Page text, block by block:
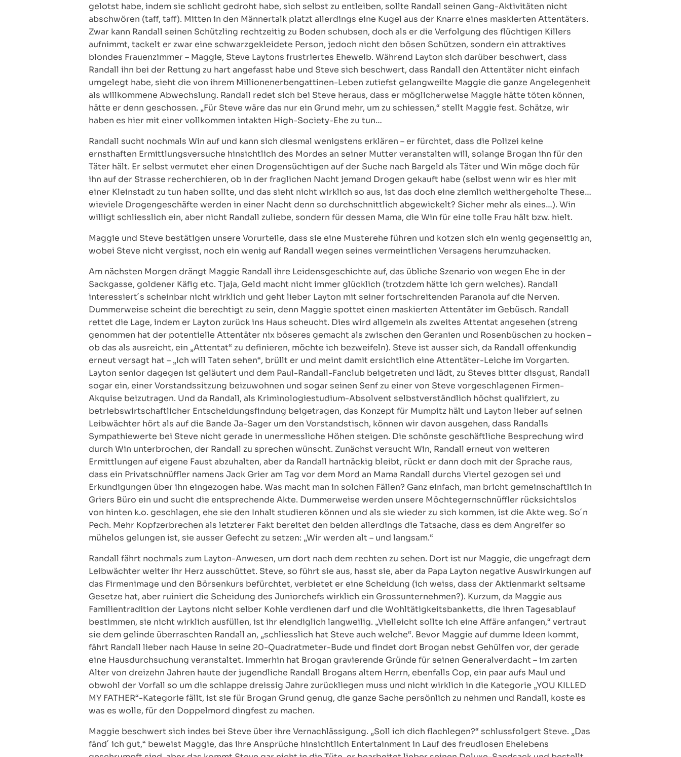
gelotst habe, indem sie schlicht gedroht habe, sich selbst zu entleiben, sollte Randall seinen Gang-Aktivitäten nicht
abschwören (taff, taff). Mitten in den Männertalk platzt allerdings eine Kugel aus der Knarre eines maskierten Attentäters.
Zwar kann Randall seinen Schützling rechtzeitig zu Boden schubsen, doch als er die Verfolgung des flüchtigen Killers
aufnimmt, tackelt er zwar eine schwarzgekleidete Person, jedoch nicht den bösen Schützen, sondern ein attraktives
blondes Frauenzimmer – Maggie, Steve Laytons frustriertes Eheweib. Während Layton sich darüber beschwert, dass
Randall ihn bei der Rettung zu hart angefasst habe und Steve sich beschwert, dass Randall den Attentäter nicht einfach
umgelegt habe, sieht die von ihrem Millionenerbengattinen-Leben zutiefst gelangweilte Maggie die ganze Angelegenheit
als willkommene Abwechslung. Randall redet sich bei Steve heraus, dass er möglicherweise Maggie hätte töten können,
hätte er denn geschossen. „Für Steve wäre das nur ein Grund mehr, um zu schiessen,“ stellt Maggie fest. Schätze, wir
haben es hier mit einer vollkommen intakten High-Society-Ehe zu tun…
Randall sucht nochmals Win auf und kann sich diesmal wenigstens erklären – er fürchtet, dass die Polizei keine
ernsthaften Ermittlungsversuche hinsichtlich des Mordes an seiner Mutter veranstalten will, solange Brogan ihn für den
Täter hält. Er selbst vermutet eher einen Drogensüchtigen auf der Suche nach Bargeld als Täter und Win möge doch für
ihn auf der Strasse recherchieren, ob in der fraglichen Nacht jemand Drogen gekauft habe (selbst wenn wir es hier mit
einer Kleinstadt zu tun haben sollte, und das sieht nicht wirklich so aus, ist das doch eine ziemlich weithergeholte These…
wieviele Drogengeschäfte werden in einer Nacht denn so durchschnittlich abgewickelt? Sicher mehr als eines…). Win
willigt schliesslich ein, aber nicht Randall zuliebe, sondern für dessen Mama, die Win für eine tolle Frau hält bzw. hielt.
Maggie und Steve bestätigen unsere Vorurteile, dass sie eine Musterehe führen und kotzen sich ein wenig gegenseitig an,
wobei Steve nicht vergisst, noch ein wenig auf Randall wegen seines vermeintlichen Versagens herumzuhacken.
Am nächsten Morgen drängt Maggie Randall ihre Leidensgeschichte auf, das übliche Szenario von wegen Ehe in der
Sackgasse, goldener Käfig etc. Tjaja, Geld macht nicht immer glücklich (trotzdem hätte ich gern welches). Randall
interessiert´s scheinbar nicht wirklich und geht lieber Layton mit seiner fortschreitenden Paranoia auf die Nerven.
Dummerweise scheint die berechtigt zu sein, denn Maggie spottet einen maskierten Attentäter im Gebüsch. Randall
rettet die Lage, indem er Layton zurück ins Haus scheucht. Dies wird allgemein als zweites Attentat angesehen (streng
genommen hat der potentielle Attentäter nix böseres gemacht als zwischen den Geranien und Rosenbüschen zu hocken –
ob das als ausreicht, ein „Attentat“ zu definieren, möchte ich bezweifeln). Steve ist ausser sich, da Randall offenkundig
erneut versagt hat – „Ich will Taten sehen“, brüllt er und meint damit ersichtlich eine Attentäter-Leiche im Vorgarten.
Layton senior dagegen ist geläutert und dem Paul-Randall-Fanclub beigetreten und lädt, zu Steves bitter disgust, Randall
sogar ein, einer Vorstandssitzung beizuwohnen und sogar seinen Senf zu einer von Steve vorgeschlagenen Firmen-
Akquise beizutragen. Und da Randall, als Kriminologiestudium-Absolvent selbstverständlich höchst qualifziert, zu
betriebswirtschaftlicher Entscheidungsfindung beigetragen, das Konzept für Mumpitz hält und Layton lieber auf seinen
Leibwächter hört als auf die Bande Ja-Sager um den Vorstandstisch, können wir davon ausgehen, dass Randalls
Sympathiewerte bei Steve nicht gerade in unermessliche Höhen steigen. Die schönste geschäftliche Besprechung wird
durch Win unterbrochen, der Randall zu sprechen wünscht. Zunächst versucht Win, Randall erneut von weiteren
Ermittlungen auf eigene Faust abzuhalten, aber da Randall hartnäckig bleibt, rückt er dann doch mit der Sprache raus,
dass ein Privatschnüffler namens Jack Grier am Tag vor dem Mord an Mama Randall durchs Viertel gezogen sei und
Erkundigungen über ihn eingezogen habe. Was macht man in solchen Fällen? Ganz einfach, man bricht gemeinschaftlich in
Griers Büro ein und sucht die entsprechende Akte. Dummerweise werden unsere Möchtegernschnüffler rücksichtslos
von hinten k.o. geschlagen, ehe sie den Inhalt studieren können und als sie wieder zu sich kommen, ist die Akte weg. So´n
Pech. Mehr Kopfzerbrechen als letzterer Fakt bereitet den beiden allerdings die Tatsache, dass es dem Angreifer so
mühelos gelungen ist, sie ausser Gefecht zu setzen: „Wir werden alt – und langsam.“
Randall fährt nochmals zum Layton-Anwesen, um dort nach dem rechten zu sehen. Dort ist nur Maggie, die ungefragt dem
Leibwächter weiter ihr Herz ausschüttet. Steve, so führt sie aus, hasst sie, aber da Papa Layton negative Auswirkungen auf
das Firmenimage und den Börsenkurs befürchtet, verbietet er eine Scheidung (ich weiss, dass der Aktienmarkt seltsame
Gesetze hat, aber ruiniert die Scheidung des Juniorchefs wirklich ein Grossunternehmen?). Kurzum, da Maggie aus
Familientradition der Laytons nicht selber Kohle verdienen darf und die Wohltätigkeitsbanketts, die ihren Tagesablauf
bestimmen, sie nicht wirklich ausfüllen, ist ihr elendiglich langweilig. „Vielleicht sollte ich eine Affäre anfangen,“ vertraut
sie dem gelinde überraschten Randall an, „schliesslich hat Steve auch welche“. Bevor Maggie auf dumme Ideen kommt,
fährt Randall lieber nach Hause in seine 20-Quadratmeter-Bude und findet dort Brogan nebst Gehülfen vor, der gerade
eine Hausdurchsuchung veranstaltet. Immerhin hat Brogan gravierende Gründe für seinen Generalverdacht – im zarten
Alter von dreizehn Jahren haute der jugendliche Randall Brogans altem Herrn, ebenfalls Cop, ein paar aufs Maul und
obwohl der Vorfall so um die schlappe dreissig Jahre zurückliegen muss und nicht wirklich in die Kategorie „YOU KILLED
MY FATHER“-Kategorie fällt, ist sie für Brogan Grund genug, die ganze Sache persönlich zu nehmen und Randall, koste es
was es wolle, für den Doppelmord dingfest zu machen.
Maggie beschwert sich indes bei Steve über ihre Vernachlässigung. „Soll ich dich flachlegen?“ schlussfolgert Steve. „Das
fänd´ ich gut,“ beweist Maggie, das ihre Ansprüche hinsichtlich Entertainment in Lauf des freudlosen Ehelebens